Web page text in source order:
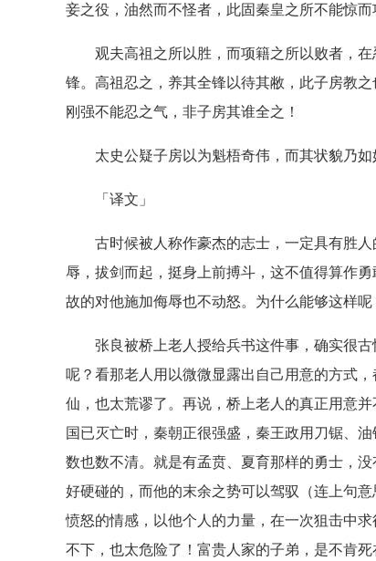
妾之役，油然而不怪者，此固秦皇之所不能惊而
观夫高祖之所以胜，而项籍之所以败者，在
锋。高祖忍之，养其全锋以待其敝，此子房教
刚强不能忍之气，非子房其谁全之！
太史公疑子房以为魁梧奇伟，而其状貌乃如
「译文」
古时候被人称作豪杰的志士，一定具有胜人
辱，拔剑而起，挺身上前搏斗，这不值得算作
故的对他施加侮辱也不动怒。为什么能够这样
张良被桥上老人授给兵书这件事，确实很古
呢？看那老人用以微微显露出自己用意的方式
仙，也太荒谬了。再说，桥上老人的真正用意
国已灭亡时，秦朝正很强盛，秦王政用刀锯、
数也数不清。就是有孟贲、夏育那样的勇士，
好硬碰的，而他的末余之势可以驾驭（连上句
愤怒的情感，以他个人的力量，在一次狙击中
不下，也太危险了！富贵人家的子弟，是不肯